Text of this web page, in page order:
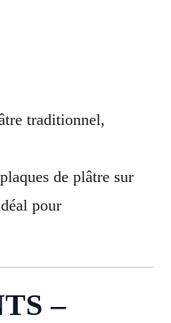
traditionnel,
de plâtre sur
pour
–